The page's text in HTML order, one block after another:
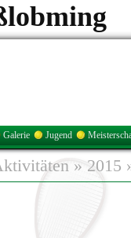
Galerie Jugend
» 2015